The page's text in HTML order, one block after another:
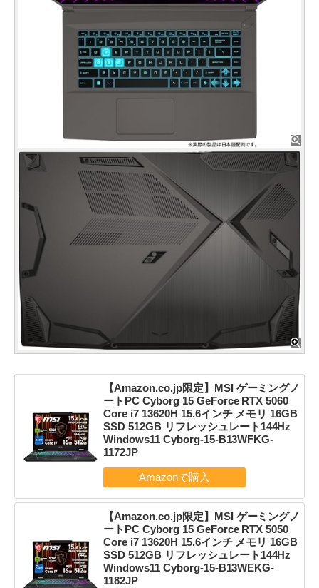
【Amazon.co.jp限定】MSI ゲーミングノ
ートPC Cyborg 15 GeForce RTX 5060
Core i7 13620H 15.6インチ メモリ 16GB
SSD 512GB リフレッシュレート144Hz
Windows11 Cyborg-15-B13WFKG-
1172JP
【Amazon.co.jp限定】MSI ゲーミングノ
ートPC Cyborg 15 GeForce RTX 5050
Core i7 13620H 15.6インチ メモリ 16GB
SSD 512GB リフレッシュレート144Hz
Windows11 Cyborg-15-B13WEKG-
1182JP